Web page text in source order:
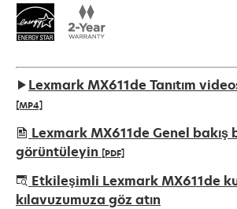
Lexmark MX611de Tanıtım
[MP4]
Lexmark MX611de Genel bakış
görüntüleyin [PDF]
opens
in
Etkileşimli Lexmark MX611de
kılavuzumuza göz atın